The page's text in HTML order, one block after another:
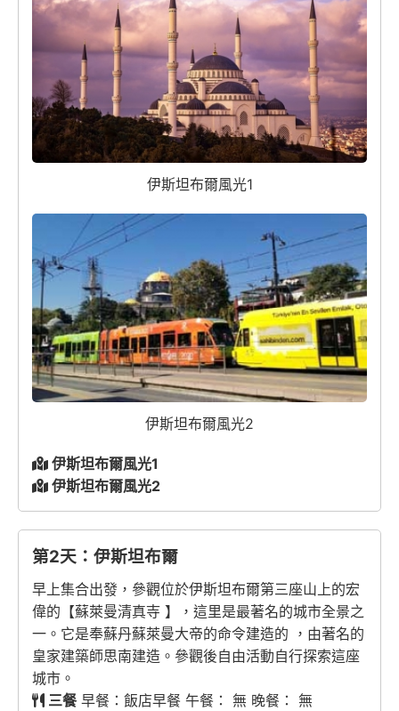
伊斯坦布爾風光1
伊斯坦布爾風光2
伊斯坦布爾風光1
伊斯坦布爾風光2
第2天：伊斯坦布爾
早上集合出發，參觀位於伊斯坦布爾第三座山上的宏
偉的【蘇萊曼清真寺 】，這里是最著名的城市全景之
一。它是奉蘇丹蘇萊曼大帝的命令建造的 ，由著名的
皇家建築師思南建造。參觀後自由活動自行探索這座
城市。
三餐早餐：飯店早餐 午餐： 無 晚餐： 無